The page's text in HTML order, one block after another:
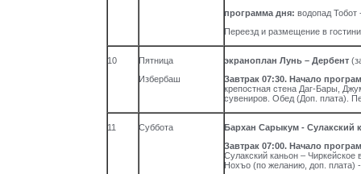
программа дня:водопад
Переезд и размещение в
10
Пятница
Избербаш
экраноплан Лунь – Дербент
Завтрак 07:30. Начало
крепостная стена Даг-Бары,
сувениров. Обед (Доп. плата).
11 Суббота
Бархан Сарыкум - Сулакский
Завтрак 07:00. Начало
Сулакский каньон –
Нохъо (по желанию, доп. плата)